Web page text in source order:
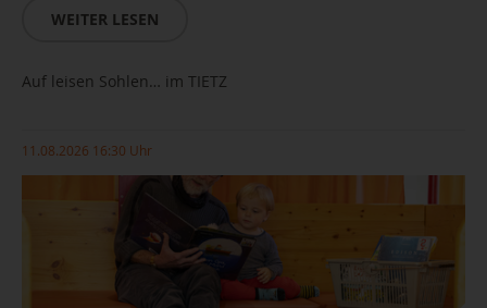
WEITER LESEN
Auf leisen Sohlen… im TIETZ
11.08.2026 16:30 Uhr